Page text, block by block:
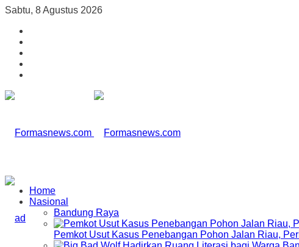
Sabtu, 8 Agustus 2026
Home
Nasional
Bandung Raya
Pemkot Usut Kasus Penebangan Pohon Jalan Riau,